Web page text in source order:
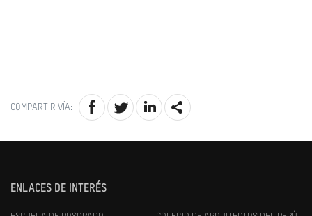
COMPARTIR VÍA:
ENLACES DE INTERÉS